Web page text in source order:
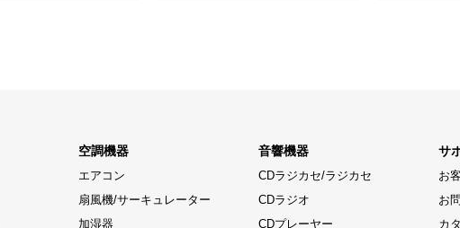
空調機器
エアコン
扇風機/サーキュレーター
加湿器
音響機器
CDラジカセ/ラジカセ
CDラジオ
CDプレーヤー
サ
お
お
カ